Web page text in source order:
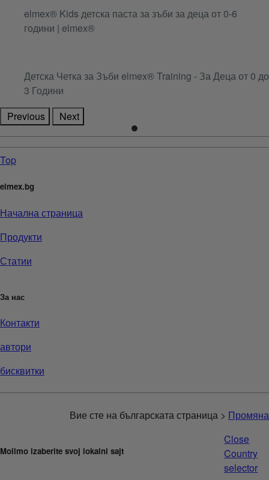
elmex® Kids детска паста за зъби за деца от 0-6
години | elmex®
Детска Четка за Зъби elmex® Training - За Деца от 0 до
3 Години
Previous
Next
Top
elmex.bg
Начална страница
Продукти
Статии
За нас
Контакти
автори
бисквитки
Вие сте на българската страница > Промяна
Molimo izaberite svoj lokalni sajt
Close
Country
selector